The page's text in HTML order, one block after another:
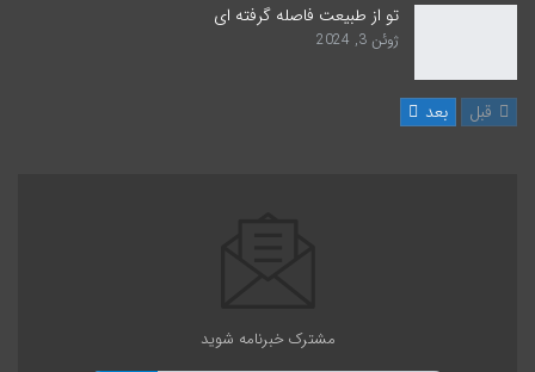
تو از طبیعت فاصله گرفته ای
ژوئن 3, 2024
قبل بعد
مشترک خبرنامه شوید